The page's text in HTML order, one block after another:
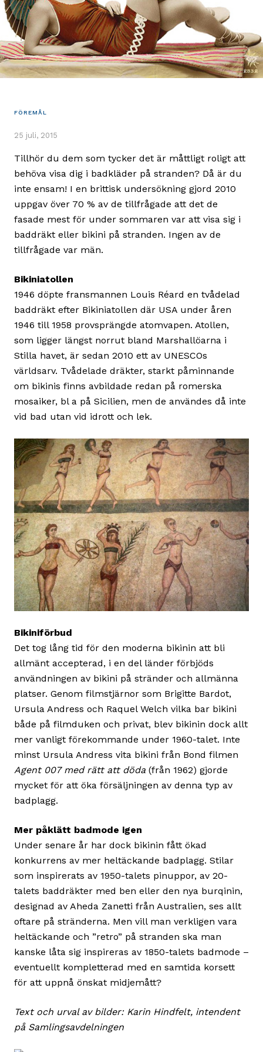
FÖREMÅL
25 juli, 2015
Tillhör du dem som tycker det är måttligt roligt att
behöva visa dig i badkläder på stranden? Då är du
inte ensam! I en brittisk undersökning gjord 2010
uppgav över 70 % av de tillfrågade att det de
fasade mest för under sommaren var att visa sig i
baddräkt eller bikini på stranden. Ingen av de
tillfrågade var män.
Bikiniatollen
1946 döpte fransmannen Louis Réard en tvådelad
baddräkt efter Bikiniatollen där USA under åren
1946 till 1958 provsprängde atomvapen. Atollen,
som ligger längst norrut bland Marshallöarna i
Stilla havet, är sedan 2010 ett av UNESCOs
världsarv. Tvådelade dräkter, starkt påminnande
om bikinis finns avbildade redan på romerska
mosaiker, bl a på Sicilien, men de användes då inte
vid bad utan vid idrott och lek.
Bikiniförbud
Det tog lång tid för den moderna bikinin att bli
allmänt accepterad, i en del länder förbjöds
användningen av bikini på stränder och allmänna
platser. Genom filmstjärnor som Brigitte Bardot,
Ursula Andress och Raquel Welch vilka bar bikini
både på filmduken och privat, blev bikinin dock allt
mer vanligt förekommande under 1960-talet. Inte
minst Ursula Andress vita bikini från Bond filmen
Agent 007 med rätt att döda (från 1962) gjorde
mycket för att öka försäljningen av denna typ av
badplagg.
Mer påklätt badmode igen
Under senare år har dock bikinin fått ökad
konkurrens av mer heltäckande badplagg. Stilar
som inspirerats av 1950-talets pinuppor, av 20-
talets baddräkter med ben eller den nya burqinin,
designad av Aheda Zanetti från Australien, ses allt
oftare på stränderna. Men vill man verkligen vara
heltäckande och ”retro” på stranden ska man
kanske låta sig inspireras av 1850-talets badmode –
eventuellt kompletterad med en samtida korsett
för att uppnå önskat midjemått?
Text och urval av bilder: Karin Hindfelt, intendent
på Samlingsavdelningen